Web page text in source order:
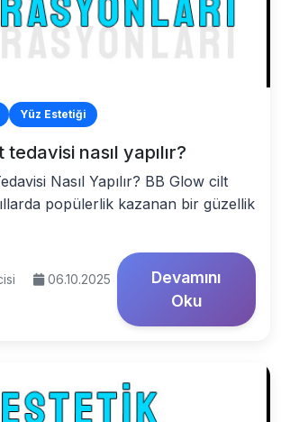
Yüz Estetiği
nasıl yapılır?
Nasıl Yapılır? BB Glow cilt
popülerlik kazanan bir güzellik
06.10.2025
Devamını
Oku